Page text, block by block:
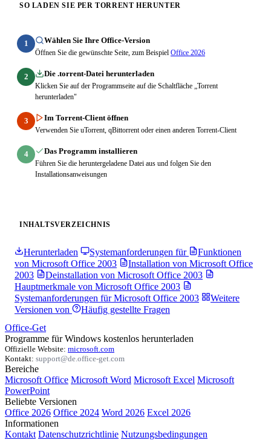
SO LADEN SIE PER TORRENT HERUNTER
1 Wählen Sie Ihre Office-Version
Öffnen Sie die gewünschte Seite, zum Beispiel Office 2026
2 Die .torrent-Datei herunterladen
Klicken Sie auf der Programmseite auf die Schaltfläche „Torrent
herunterladen"
3 Im Torrent-Client öffnen
Verwenden Sie uTorrent, qBittorrent oder einen anderen Torrent-Client
4 Das Programm installieren
Führen Sie die heruntergeladene Datei aus und folgen Sie den
Installationsanweisungen
INHALTSVERZEICHNIS
Herunterladen Systemanforderungen für
Funktionen
von Microsoft Office 2003
Installation von Microsoft Office
2003
Deinstallation von Microsoft Office 2003
Hauptmerkmale von Microsoft Office 2003
Systemanforderungen für Microsoft Office 2003
Weitere
Versionen von
Häufig gestellte Fragen
Office-Get
Programme für Windows kostenlos herunterladen
Offizielle Website: microsoft.com
Kontakt: support@de.office-get.com
Bereiche
Microsoft Office Microsoft Word Microsoft Excel Microsoft
PowerPoint
Beliebte Versionen
Office 2026 Office 2024 Word 2026 Excel 2026
Informationen
Kontakt Datenschutzrichtlinie Nutzungsbedingungen